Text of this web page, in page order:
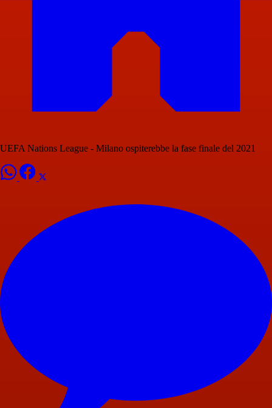
UEFA Nations League - Milano ospiterebbe la fase finale del 2021